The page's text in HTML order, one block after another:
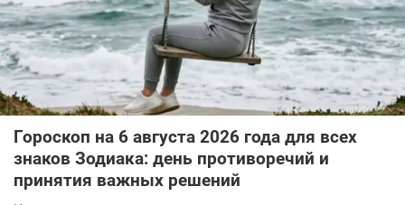
Гороскоп на 6 августа 2026 года для всех
знаков Зодиака: день противоречий и
принятия важных решений